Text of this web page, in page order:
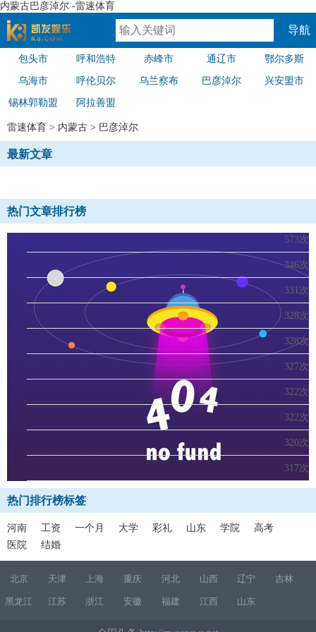
内蒙古巴彦淖尔 -雷速体育
速体育
导航
包头市 呼和浩特 赤峰市 通辽市 鄂尔多斯
乌海市 呼伦贝尔 乌兰察布 巴彦淖尔 兴安盟市
锡林郭勒盟 阿拉善盟
雷速体育 > 内蒙古 > 巴彦淖尔
最新文章
热门文章排行榜
573次
346次
331次
328次
328次
327次
322次
322次
320次
317次
热门排行榜标签
河南 工资 一个月 大学 彩礼 山东 学院
高考
医院
结婚
北京 天津 上海 重庆 河北 山西 辽宁 吉林
黑龙江 江苏 浙江 安徽 福建 江西 山东